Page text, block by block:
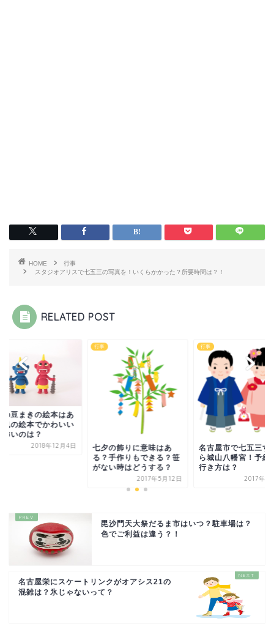
HOME
行事
スタジオアリスで七五三の写真を！いくらかかった？所要時間は？！
RELATED POST
の豆まきの絵本はあ
鬼の絵本でかわいい
怖いのは？
2018年12月4日
行事
七夕の飾りに意味はあ
る？手作りもできる？笹
がない時はどうする？
2017年5月12日
行事
名古屋市で七五三す
ら城山八幡宮！予約
行き方は？
2017年8
毘沙門天大祭だるま市はいつ？駐車場は？
色でご利益は違う？！
名古屋栄にスケートリンクがオアシス21の
混雑は？氷じゃないって？